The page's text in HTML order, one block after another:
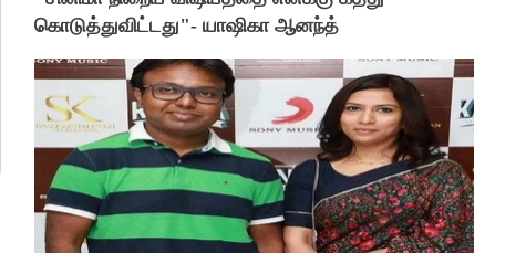
கொடுத்துவிட்டது"- யாஷிகா ஆனந்த்